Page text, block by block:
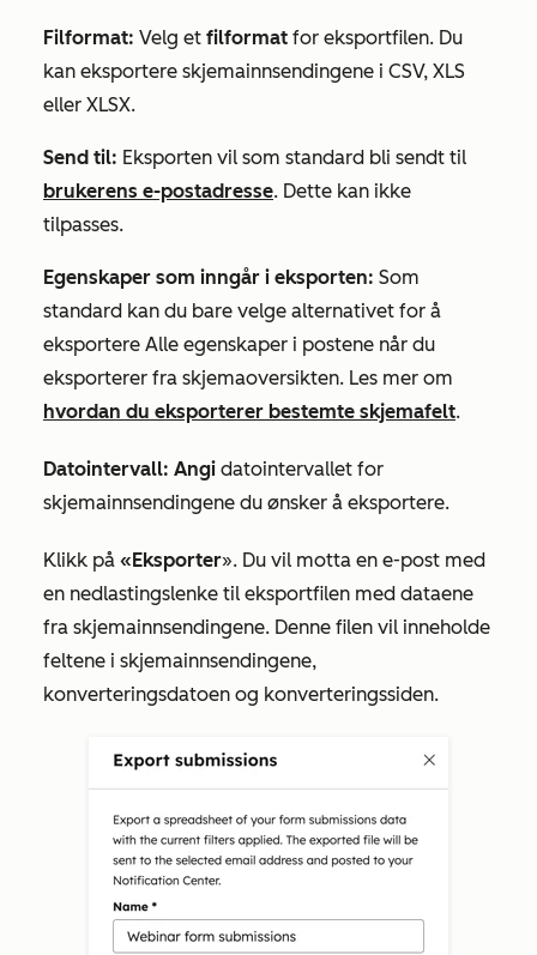
Filformat: Velg et filformat for eksportfilen. Du
kan eksportere skjemainnsendingene i CSV, XLS
eller XLSX.
Send til: Eksporten vil som standard bli sendt til
brukerens e-postadresse. Dette kan ikke
tilpasses.
Egenskaper som inngår i eksporten: Som
standard kan du bare velge alternativet for å
eksportere Alle egenskaper i postene når du
eksporterer fra skjemaoversikten. Les mer om
hvordan du eksporterer bestemte skjemafelt.
Datointervall: Angi datointervallet for
skjemainnsendingene du ønsker å eksportere.
Klikk på «Eksporter». Du vil motta en e-post med
en nedlastingslenke til eksportfilen med dataene
fra skjemainnsendingene. Denne filen vil inneholde
feltene i skjemainnsendingene,
konverteringsdatoen og konverteringssiden.